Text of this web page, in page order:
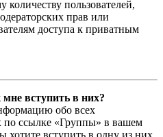
пользователей,
прав или
доступа к приватным
вступить в них?
обо всех
ссылке «Группы» в вашем
хотите вступить в одну из них,